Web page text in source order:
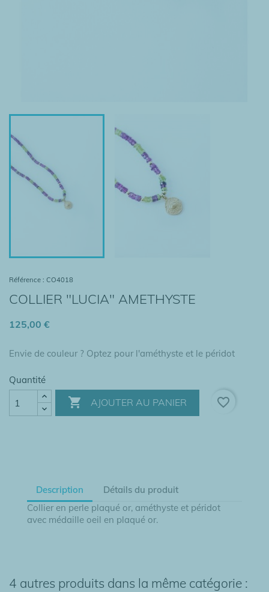
Référence : CO4018
COLLIER "LUCIA" AMETHYSTE
125,00 €
Envie de couleur ? Optez pour l'améthyste et le péridot
Quantité
 AJOUTER AU PANIER favorite_border
Description
Détails du produit
Collier en perle plaqué or, améthyste et péridot
avec médaille oeil en plaqué or.
4 autres produits dans la même catégorie :